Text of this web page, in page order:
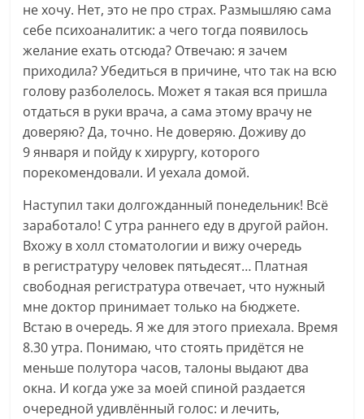
не хочу. Нет, это не про страх. Размышляю сама
себе психоаналитик: а чего тогда появилось
желание ехать отсюда? Отвечаю: я зачем
приходила? Убедиться в причине, что так на всю
голову разболелось. Может я такая вся пришла
отдаться в руки врача, а сама этому врачу не
доверяю? Да, точно. Не доверяю. Доживу до
9 января и пойду к хирургу, которого
порекомендовали. И уехала домой.
Наступил таки долгожданный понедельник! Всё
заработало! С утра раннего еду в другой район.
Вхожу в холл стоматологии и вижу очередь
в регистратуру человек пятьдесят… Платная
свободная регистратура отвечает, что нужный
мне доктор принимает только на бюджете.
Встаю в очередь. Я же для этого приехала. Время
8.30 утра. Понимаю, что стоять придётся не
меньше полутора часов, талоны выдают два
окна. И когда уже за моей спиной раздается
очередной удивлённый голос: и лечить,